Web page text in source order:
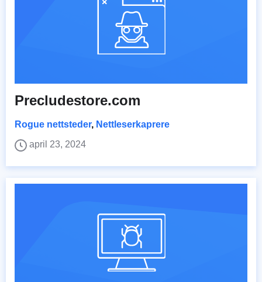
Precludestore.com
Rogue nettsteder, Nettleserkaprere
april 23, 2024